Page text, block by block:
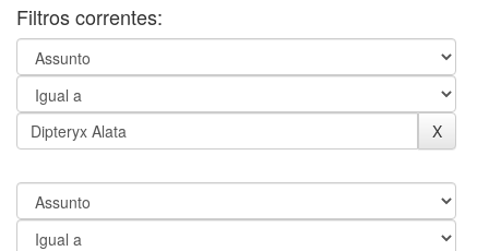
Filtros correntes: